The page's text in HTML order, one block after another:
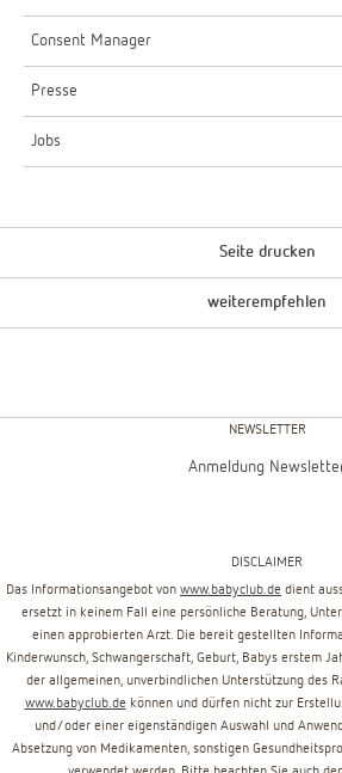
Consent Manager
Presse
Jobs
Seite drucken
weiterempfehlen
NEWSLETTER
Anmeldung
DISCLAIMER
Das Informationsangebot von www.babyclub.de dient
ersetzt in keinem Fall eine persönliche Beratung,
einen approbierten Arzt. Die bereit gestellten
Kinderwunsch, Schwangerschaft, Geburt, Babys erstem
der allgemeinen, unverbindlichen Unterstützung des
www.babyclub.de können und dürfen nicht zur
und/oder einer eigenständigen Auswahl und
Absetzung von Medikamenten, sonstigen